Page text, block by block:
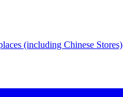
(including Chinese Stores)